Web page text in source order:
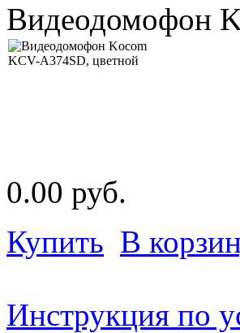
Видеодомофон
0.00 руб.
Купить В
Инструкция по